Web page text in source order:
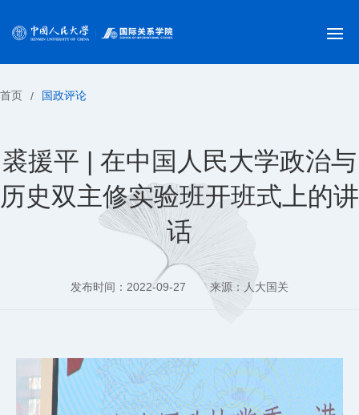
首页 / 国政评论
裘援平 | 在中国人民大学政治与
历史双主修实验班开班式上的讲
话
发布时间：2022-09-27 来源：人大国关